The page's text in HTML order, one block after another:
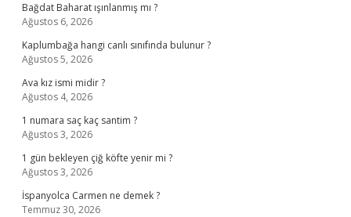
Bağdat Baharat ışınlanmış mı ?
Ağustos 6, 2026
Kaplumbağa hangi canlı sınıfında bulunur ?
Ağustos 5, 2026
Ava kız ismi midir ?
Ağustos 4, 2026
1 numara saç kaç santim ?
Ağustos 3, 2026
1 gün bekleyen çiğ köfte yenir mi ?
Ağustos 3, 2026
İspanyolca Carmen ne demek ?
Temmuz 30, 2026